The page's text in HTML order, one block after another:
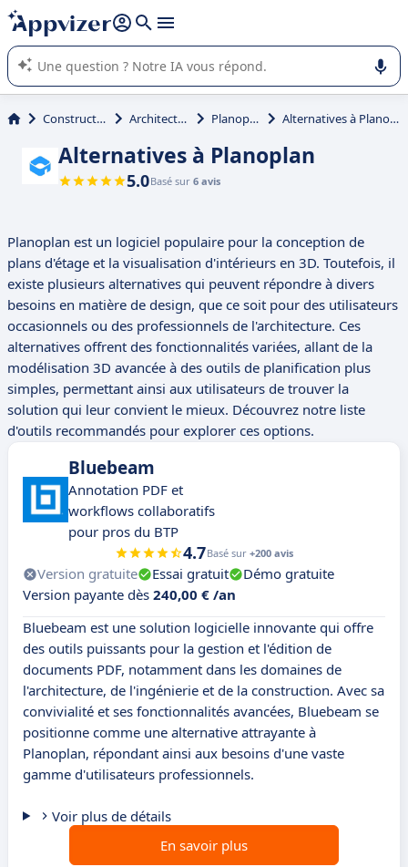
répondre (plusieurs lignes avec
L'IA de Appvizer vous guide dans l'utilisation ou la sélection de
logiciel SaaS en entreprise.
Construction Architecture Planoplan Alternatives à Planoplan
Alternatives à Planoplan
5.0Basé sur 6 avis
Planoplan est un logiciel populaire pour la conception de
plans d'étage et la visualisation d'intérieurs en 3D. Toutefois, il
existe plusieurs alternatives qui peuvent répondre à divers
besoins en matière de design, que ce soit pour des utilisateurs
occasionnels ou des professionnels de l'architecture. Ces
alternatives offrent des fonctionnalités variées, allant de la
modélisation 3D avancée à des outils de planification plus
simples, permettant ainsi aux utilisateurs de trouver la
solution qui leur convient le mieux. Découvrez notre liste
d'outils recommandés pour explorer ces options.
Bluebeam
Annotation PDF et
workflows collaboratifs
pour pros du BTP
4.7Basé sur +200 avis
Version gratuite Essai gratuit
Démo gratuite
Version payante dès 240,00 € /an
Bluebeam est une solution logicielle innovante qui offre
des outils puissants pour la gestion et l'édition de
documents PDF, notamment dans les domaines de
l'architecture, de l'ingénierie et de la construction. Avec sa
convivialité et ses fonctionnalités avancées, Bluebeam se
positionne comme une alternative attrayante à
Planoplan, répondant ainsi aux besoins d'une vaste
gamme d'utilisateurs professionnels.
Voir plus de détails
En savoir plus